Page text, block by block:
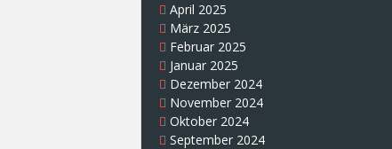
April 2025
März 2025
Februar 2025
Januar 2025
Dezember 2024
November 2024
Oktober 2024
September 2024